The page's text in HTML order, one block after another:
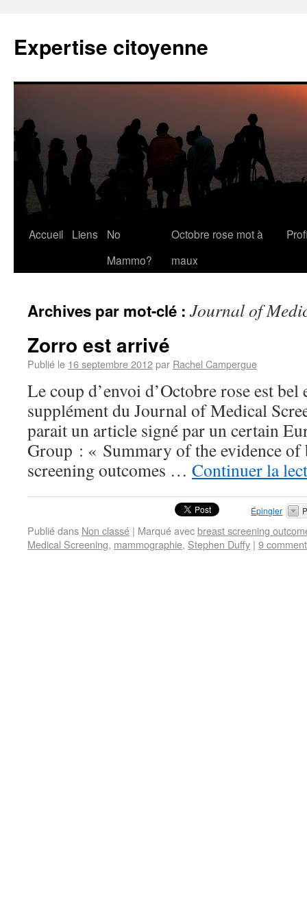
Expertise citoyenne
Accueil Liens
No
Mammo?
Octobre rose mot à
maux
Archives par mot-clé : Journal of
Zorro est arrivé
Publié le 16 septembre 2012par Rachel Campergue
Le coup d’envoi d’Octobre rose est
supplément du Journal of Medical
parait un article signé par un certain
Group : « Summary of the evidence of
screening outcomes … Continuer la
Épingler
Publié dans Non classé | Marqué avecbreast screening
Medical Screening, mammographie, Stephen Duffy | 9